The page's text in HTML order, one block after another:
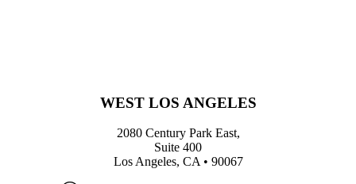
WEST LOS ANGELES
2080 Century Park East,
Suite 400
Los Angeles, CA • 90067